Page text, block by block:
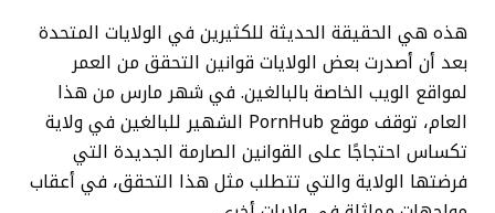
هذه هي الحقيقة الحديثة للكثيرين في الولايات المتحدة
بعد أن أصدرت بعض الولايات قوانين التحقق من العمر
لمواقع الويب الخاصة بالبالغين. في شهر مارس من هذا
العام، توقف موقع PornHub الشهير للبالغين في ولاية
تكساس احتجاجًا على القوانين الصارمة الجديدة التي
فرضتها الولاية والتي تتطلب مثل هذا التحقق، في أعقاب